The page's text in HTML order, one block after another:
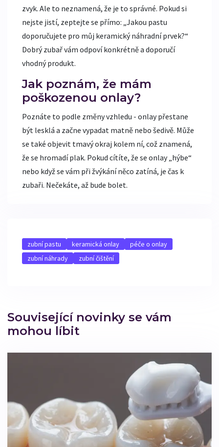
zvyk. Ale to neznamená, že je to správné. Pokud si
nejste jistí, zeptejte se přímo: „Jakou pastu
doporučujete pro můj keramický náhradní prvek?“
Dobrý zubař vám odpoví konkrétně a doporučí
vhodný produkt.
Jak poznám, že mám
poškozenou onlay?
Poznáte to podle změny vzhledu - onlay přestane
být lesklá a začne vypadat matně nebo šedivě. Může
se také objevit tmavý okraj kolem ní, což znamená,
že se hromadí plak. Pokud cítíte, že se onlay „hýbe“
nebo když se vám při žvýkání něco zatíná, je čas k
zubaři. Nečekáte, až bude bolet.
zubní pastu keramická onlay
péče o onlay
zubní náhrady
zubní čištění
Související novinky se vám
mohou líbit